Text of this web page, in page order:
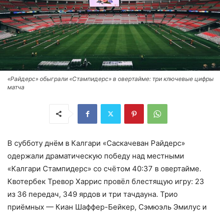
«Райдерс» обыграли «Стампидерс» в овертайме: три ключевые цифры
матча
В субботу днём в Калгари «Саскачеван Райдерс»
одержали драматическую победу над местными
«Калгари Стампидерс» со счётом 40:37 в овертайме.
Квотербек Тревор Харрис провёл блестящую игру: 23
из 36 передач, 349 ярдов и три тачдауна. Трио
приёмных — Киан Шаффер-Бейкер, Сэмюэль Эмилус и